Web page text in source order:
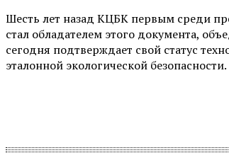
Шесть лет назад КЦБК первым среди
стал обладателем этого документа,
сегодня подтверждает свой статус
эталонной экологической безопасности.